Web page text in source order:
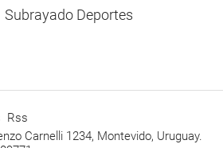
Subrayado Deportes
Rss
Carnelli 1234, Montevido, Uruguay.